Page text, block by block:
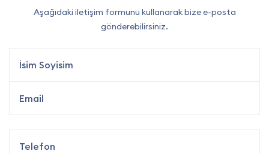
Aşağıdaki iletişim formunu kullanarak bize e-posta
gönderebilirsiniz.